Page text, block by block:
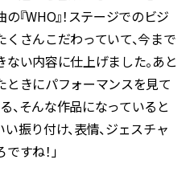
『WHO』！ステージでのビジ
くさんこだわっていて、今まで
ない内容に仕上げました。あと
ときにパフォーマンスを見て
、そんな作品になっていると
振り付け、表情、ジェスチャ
すね！」